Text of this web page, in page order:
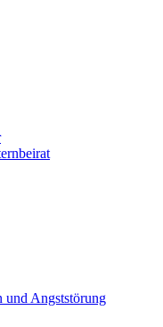
und Angststörung